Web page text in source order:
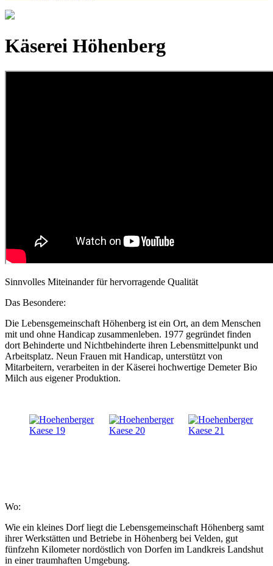
Käserei Höhenberg
Sinnvolles Miteinander für hervorragende Qualität
Das Besondere:
Die Lebensgemeinschaft Höhenberg ist ein Ort, an dem Menschen
mit und ohne Handicap zusammenleben. 1977 gegründet finden
dort Behinderte und Nichtbehinderte ihren Lebensmittelpunkt und
Arbeitsplatz. Neun Frauen mit Handicap, unterstützt von
Mitarbeitern, verarbeiten in der Käserei hochwertige Demeter Bio
Milch aus eigener Produktion.
Wo:
Wie ein kleines Dorf liegt die Lebensgemeinschaft Höhenberg samt
ihrer Werkstätten und Betriebe in Höhenberg bei Velden, gut
fünfzehn Kilometer nordöstlich von Dorfen im Landkreis Landshut
in einer traumhaften Umgebung.